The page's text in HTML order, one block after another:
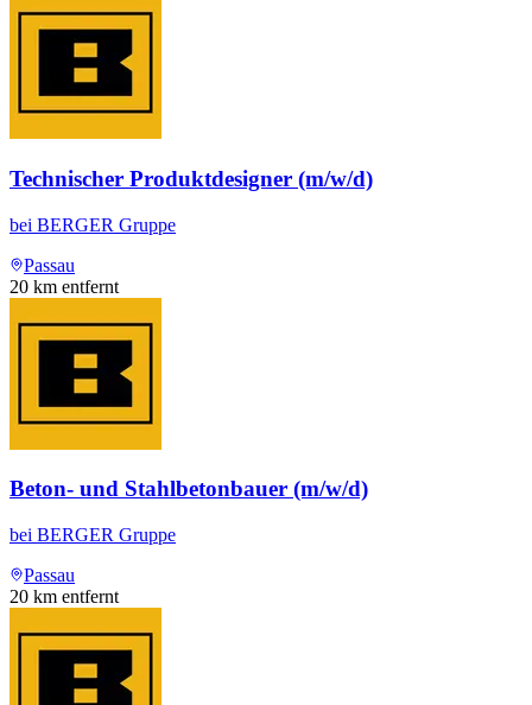
Technischer Produktdesigner (m/w/d)
bei BERGER Gruppe
Passau
20 km entfernt
Beton- und Stahlbetonbauer (m/w/d)
bei BERGER Gruppe
Passau
20 km entfernt